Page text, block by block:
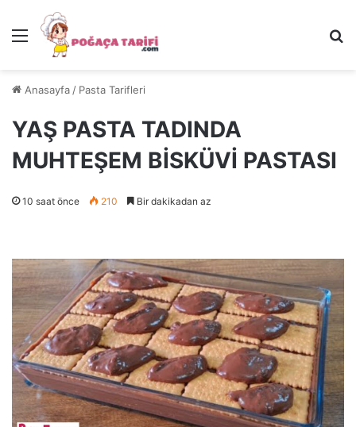
Menü
Anasayfa / Pasta Tarifleri
YAŞ PASTA TADINDA
MUHTEŞEM BİSKÜVİ PASTASI
10 saat önce 210 Bir dakikadan az